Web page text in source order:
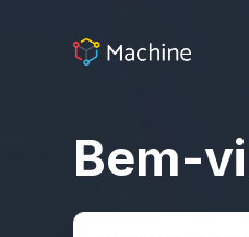
Pesquisa
Bem-